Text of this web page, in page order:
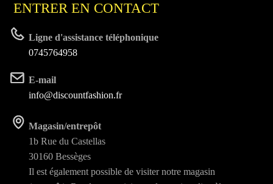
ENTRER EN CONTACT
Ligne d'assistance téléphonique
0745764958
E-mail
info@discountfashion.fr
Magasin/entrepôt
1b Rue du Castellas
30160 Bessèges
Il est également possible de visiter notre magasin